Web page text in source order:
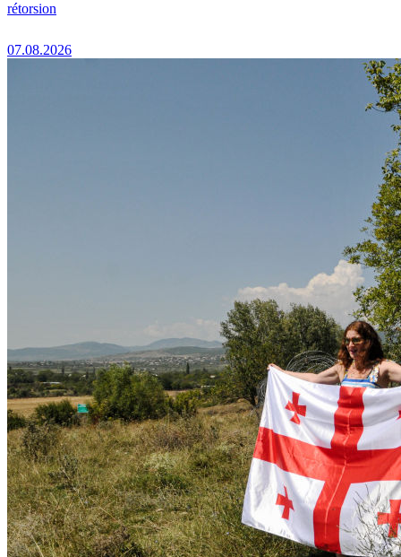
rétorsion
07.08.2026